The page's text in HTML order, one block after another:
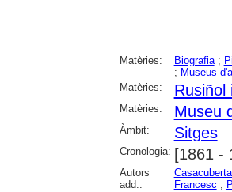
Matèries: Biografia;
; Museus
Matèries:
Rusiñol
Matèries: Museu
Àmbit: Sitges
Cronologia: [1861 -
Autors
add.:
Francesc ;